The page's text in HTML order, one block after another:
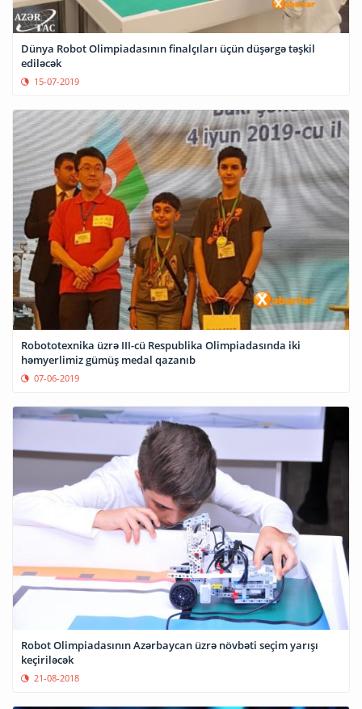
Dünya Robot Olimpiadasının finalçıları üçün düşərgə təşkil
ediləcək
15-07-2019
Robototexnika üzrə III-cü Respublika Olimpiadasında iki
həmyerlimiz gümüş medal qazanıb
07-06-2019
Robot Olimpiadasının Azərbaycan üzrə növbəti seçim yarışı
keçiriləcək
21-08-2018